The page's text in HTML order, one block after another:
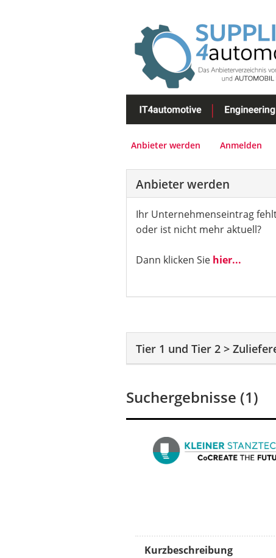
Anbieter werden Anmelden
Anbieter werden
Ihr Unternehmenseintrag
oder ist nicht mehr aktuell?
Dann klicken Sie hier...
Tier 1 und Tier 2 >
Suchergebnisse (1)
Kurzbeschreibung